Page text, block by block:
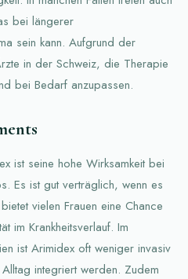
bei längerer
sein kann. Aufgrund der
in der Schweiz, die Therapie
bei Bedarf anzupassen.
ist seine hohe Wirksamkeit bei
Es ist gut verträglich, wenn es
vielen Frauen eine Chance
im Krankheitsverlauf. Im
ist Arimidex oft weniger invasiv
integriert werden. Zudem